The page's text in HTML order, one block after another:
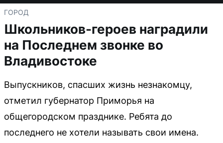
ГОРОД
Школьников-героев наградили
на Последнем звонке во
Владивостоке
Выпускников, спасших жизнь незнакомцу,
отметил губернатор Приморья на
общегородском празднике. Ребята до
последнего не хотели называть свои имена.